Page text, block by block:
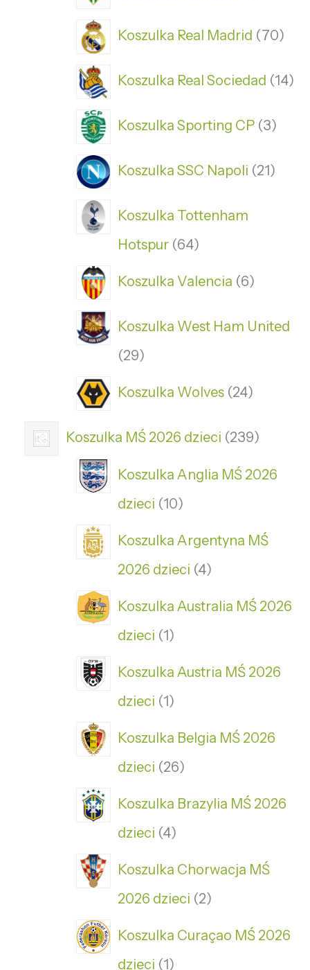
Koszulka Real Madrid 70
Koszulka Real Sociedad 14
Koszulka Sporting CP 3
Koszulka SSC Napoli 21
Koszulka Tottenham
Hotspur 64
Koszulka Valencia 6
Koszulka West Ham United
29
Koszulka Wolves 24
Koszulka MŚ 2026 dzieci 239
Koszulka Anglia MŚ 2026
dzieci 10
Koszulka Argentyna MŚ
2026 dzieci 4
Koszulka Australia MŚ 2026
dzieci 1
Koszulka Austria MŚ 2026
dzieci 1
Koszulka Belgia MŚ 2026
dzieci 26
Koszulka Brazylia MŚ 2026
dzieci 4
Koszulka Chorwacja MŚ
2026 dzieci 2
Koszulka Curaçao MŚ 2026
dzieci 1